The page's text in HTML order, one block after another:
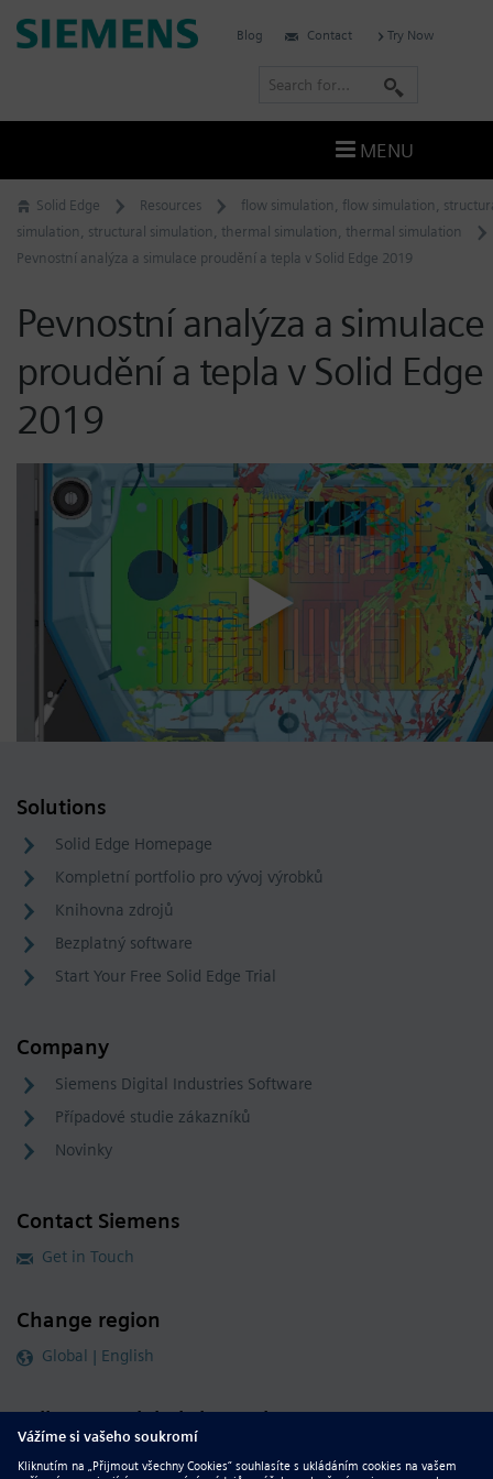
Skip
to
Solid Edge Resources flow simulation , flow simulation ,
simulation , structural simulation , thermal simulation , thermal simulation
Pevnostní analýza a simulace proudění a tepla v Solid Edge 2019
Pevnostní analýza a simulace
proudění a tepla v Solid Edge
2019
Solutions
Solid Edge Homepage
Kompletní portfolio pro vývoj výrobků
Knihovna zdrojů
Bezplatný software
Start Your Free Solid Edge Trial
Company
Siemens Digital Industries Software
Případové studie zákazníků
Novinky
Contact Siemens
Get in Touch
Change region
Global | English
Follow our global channels
Siemens
Blog Contact Try Now
r
c
h
MENU